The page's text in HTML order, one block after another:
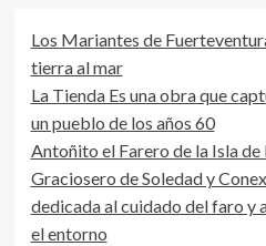
a
Nino
Gamez
en
Huelga
de
Hambre
por
la
Montaña
Los Mariantes de
tierra al mar
La Tienda Es una obra que
un pueblo de los años 60
Antoñito el Farero de la Isla de
Graciosero de Soledad y
dedicada al cuidado del faro y
el entorno